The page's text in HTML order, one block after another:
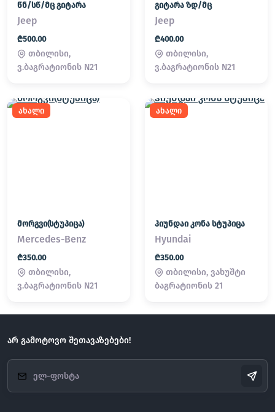
წნ/სწ/მც გიტარა
Jeep
₾500.00
თბილისი,
ვ.ბაგრატიონის N21
გიტარა ზდ/მც
Jeep
₾400.00
თბილისი,
ვ.ბაგრატიონის N21
ახალი
მორგვი(სტუპიცა)
Mercedes-Benz
₾350.00
თბილისი,
ვ.ბაგრატიონის N21
ახალი
ჰიუნდაი კონა სტუპიცა
Hyundai
₾350.00
თბილისი, ვახუშტი
ბაგრატიონის 21
არ გამოტოვო შეთავაზებები!